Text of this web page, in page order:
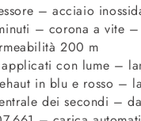
– acciaio
– corona a vite
200 m
con lume –
in blu e rosso –
dei secondi –